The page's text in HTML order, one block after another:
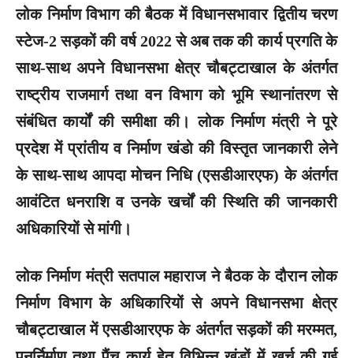
लोक निर्माण विभाग की बैठक में विधानसभावार द्वितीय चरण
स्टेज-2 सड़कों की वर्ष 2022 से अब तक की कार्य प्रगति के
साथ-साथ अपने विधानसभा क्षेत्र चौबट्टाखाल के अंतर्गत
राष्ट्रीय राजमार्ग तथा वन विभाग को भूमि स्थानांतरण से
संबंधित कार्यों की समीक्षा की। लोक निर्माण मंत्री ने पूरे
प्रदेश में प्रांतीय व निर्माण खंडो की विस्तृत जानकारी लेने
के साथ-साथ आपदा मोचन निधि (एसडीआरएफ) के अंतर्गत
आवंटित धनराशि व उनके खर्चों की स्थिति की जानकारी
अधिकारियों से मांगी।
लोक निर्माण मंत्री सतपाल महाराज ने बैठक के दौरान लोक
निर्माण विभाग के अधिकारियों से अपने विधानसभा क्षेत्र
चौबट्टाखाल में एसडीआरएफ के अंतर्गत सड़कों की मरम्मत,